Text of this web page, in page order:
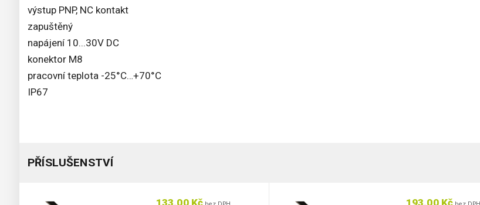
výstup PNP, NC kontakt
zapuštěný
napájení 10...30V DC
konektor M8
pracovní teplota -25°C…+70°C
IP67
PŘÍSLUŠENSTVÍ